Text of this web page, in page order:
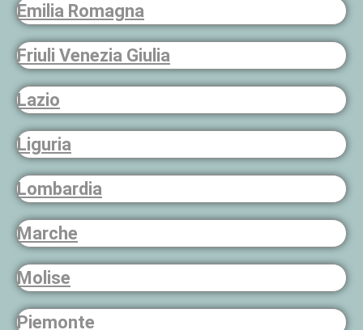
Emilia Romagna
Friuli Venezia Giulia
Lazio
Liguria
Lombardia
Marche
Molise
Piemonte